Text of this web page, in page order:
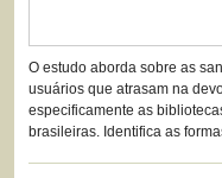
O estudo aborda sobre as
usuários que atrasam na
especificamente as
brasileiras. Identifica as